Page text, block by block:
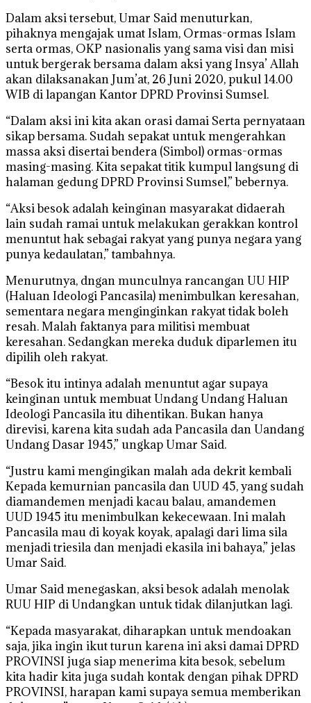
Dalam aksi tersebut, Umar Said menuturkan,
pihaknya mengajak umat Islam, Ormas-ormas Islam
serta ormas, OKP nasionalis yang sama visi dan misi
untuk bergerak bersama dalam aksi yang Insya’ Allah
akan dilaksanakan Jum’at, 26 Juni 2020, pukul 14.00
WIB di lapangan Kantor DPRD Provinsi Sumsel.
“Dalam aksi ini kita akan orasi damai Serta pernyataan
sikap bersama. Sudah sepakat untuk mengerahkan
massa aksi disertai bendera (Simbol) ormas-ormas
masing-masing. Kita sepakat titik kumpul langsung di
halaman gedung DPRD Provinsi Sumsel,” bebernya.
“Aksi besok adalah keinginan masyarakat didaerah
lain sudah ramai untuk melakukan gerakkan kontrol
menuntut hak sebagai rakyat yang punya negara yang
punya kedaulatan,” tambahnya.
Menurutnya, dngan munculnya rancangan UU HIP
(Haluan Ideologi Pancasila) menimbulkan keresahan,
sementara negara menginginkan rakyat tidak boleh
resah. Malah faktanya para militisi membuat
keresahan. Sedangkan mereka duduk diparlemen itu
dipilih oleh rakyat.
“Besok itu intinya adalah menuntut agar supaya
keinginan untuk membuat Undang Undang Haluan
Ideologi Pancasila itu dihentikan. Bukan hanya
direvisi, karena kita sudah ada Pancasila dan Uandang
Undang Dasar 1945,” ungkap Umar Said.
“Justru kami mengingikan malah ada dekrit kembali
Kepada kemurnian pancasila dan UUD 45, yang sudah
diamandemen menjadi kacau balau, amandemen
UUD 1945 itu menimbulkan kekecewaan. Ini malah
Pancasila mau di koyak koyak, apalagi dari lima sila
menjadi triesila dan menjadi ekasila ini bahaya,” jelas
Umar Said.
Umar Said menegaskan, aksi besok adalah menolak
RUU HIP di Undangkan untuk tidak dilanjutkan lagi.
“Kepada masyarakat, diharapkan untuk mendoakan
saja, jika ingin ikut turun karena ini aksi damai DPRD
PROVINSI juga siap menerima kita besok, sebelum
kita hadir kita juga sudah kontak dengan pihak DPRD
PROVINSI, harapan kami supaya semua memberikan